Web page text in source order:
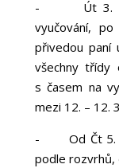
- Út 3.
vyučování,
přivedou paní
všechny třídy
s časem na
mezi 12. – 12.
-Od Čt
podle rozvrhů,